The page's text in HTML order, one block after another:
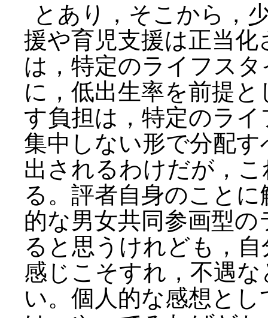
とあり，そこから，
援や育児支援は正当
は，特定のライフス
に，低出生率を前提
す負担は，特定のラ
集中しない形で分配
出されるわけだが，
る。評者自身のこと
的な男女共同参画型
ると思うけれども，自
感じこそすれ，不遇
い。個人的な感想と